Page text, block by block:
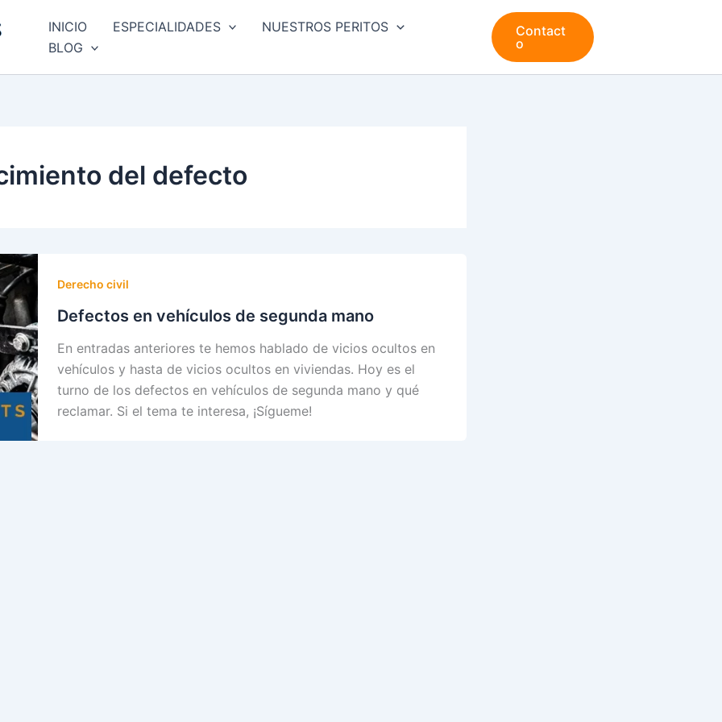
INICIO ESPECIALIDADES
NUESTROS PERITOS
BLOG
Contact
o
del defecto
Derecho civil
Defectos en vehículos de segunda mano
En entradas anteriores te hemos hablado de vicios ocultos en
vehículos y hasta de vicios ocultos en viviendas. Hoy es el
turno de los defectos en vehículos de segunda mano y qué
reclamar. Si el tema te interesa, ¡Sígueme!